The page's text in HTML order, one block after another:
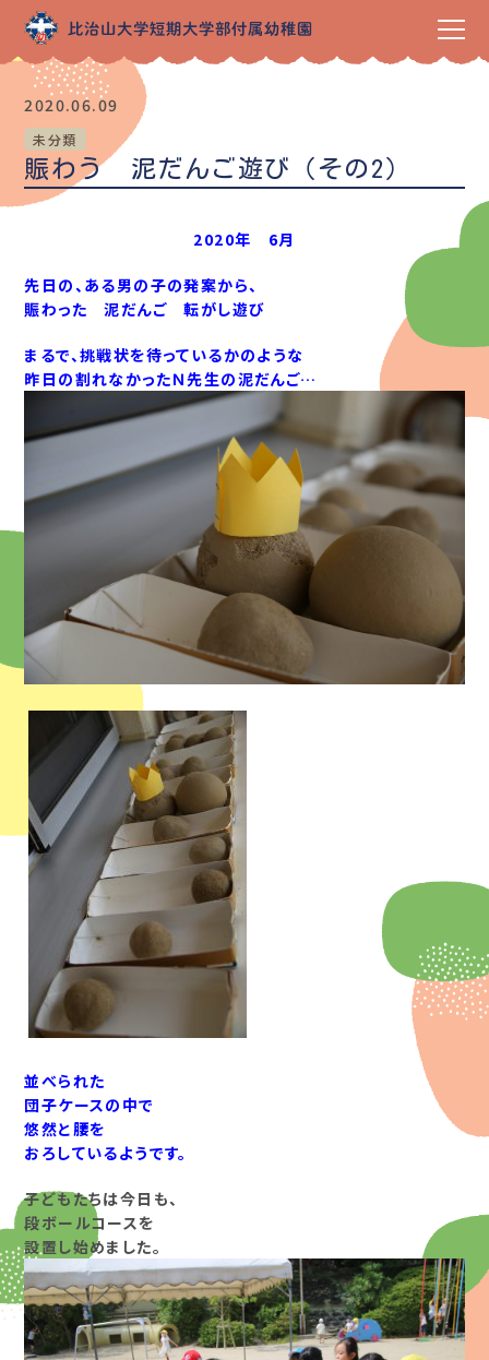
2020.06.09
未分類
賑わう 泥だんご遊び（その2）
2020年 6月
先日の、ある男の子の発案から、
賑わった 泥だんご 転がし遊び
まるで、挑戦状を待っているかのような
昨日の割れなかったＮ先生の泥だんご…
並べられた
団子ケースの中で
悠然と腰を
おろしているようです。
子どもたちは今日も、
段ボールコースを
設置し始めました。